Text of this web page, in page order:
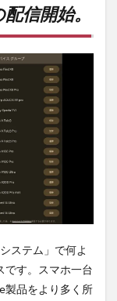
信開始。
ステム」で何よ
です。スマホ一台
製品をより多く所